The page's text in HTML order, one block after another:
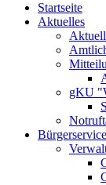
Startseite
Aktuelles
gKU
Bürgerservice